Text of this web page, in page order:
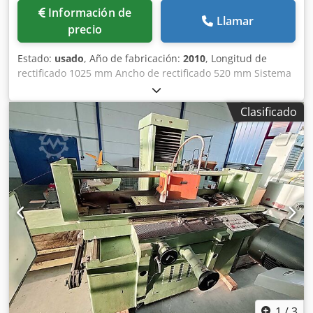
Información de
precio
Llamar
Estado: usado, Año de fabricación: 2010, Longitud de
rectificado 1025 mm Ancho de rectificado 520 mm Sistema
de control SINUMERIK 840 D Portaherramientas HSK-A 63
Eje A ° Peso de la pieza de trabajo 30 kg Distancia entre
husillo de rectificado - mesa mín./máx. 473,5 - 1023,5
milímetros eje x 520 mm eje y 550 mm eje z 1000 mm
Dcsdpfx Adjvxwino Rjk Eje V 166 mm Avance del eje X 4 -
6.000 mm/min Avance del eje Y 4 - 4.000 mm/min Avance
eje Z 30 - 25.000 mm/min. Dimensiones de la mesa 1.400 x
874 mm Velocidad del husillo de rectificado continuamente
variable de 0 a 12.000 rpm Potencia de accionamiento del
motor de molienda 35,00 kW Diámetro mín./máx. de la
muela abrasiva. 100 / 300 Ancho de muela de rectificar 60
mm Requerimiento total de potencia 100,00 kW Peso
aproximado de la máquina. 11,00 toneladas Requisito de
espacio aprox. 8,60 x 7,25 x alto 3,80 m Rectificadora de
perfiles en diseño de 5 ejes, con SIEMENS SIN840D,
Cabezal divisor doble (eje BC-C), eje V (boquillas de
Clasificado